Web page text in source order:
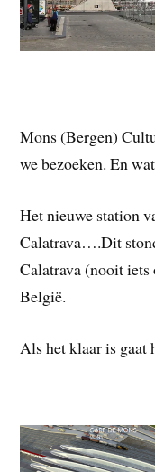
Mons (Bergen)
we bezoeken. En
Het nieuwe station
Calatrava….Dit
Calatrava (nooit
België.
Als het klaar is gaat